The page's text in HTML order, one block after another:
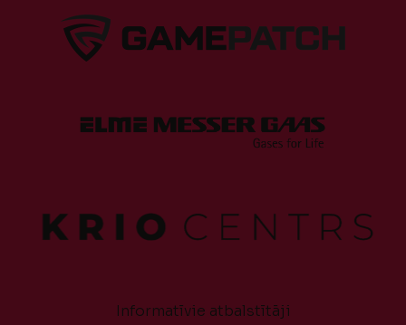
Informatīvie atbalstītāji